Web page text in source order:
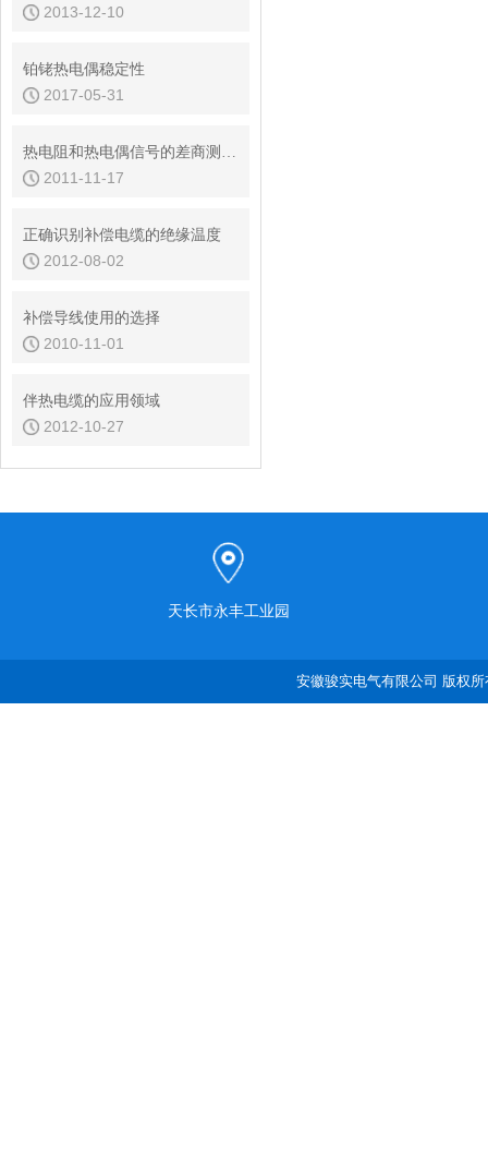
2013-12-10
铂铑热电偶稳定性
2017-05-31
热电阻和热电偶信号的差商测量方法
2011-11-17
正确识别补偿电缆的绝缘温度
2012-08-02
补偿导线使用的选择
2010-11-01
伴热电缆的应用领域
2012-10-27
天长市永丰工业园
安徽骏实电气有限公司 版权